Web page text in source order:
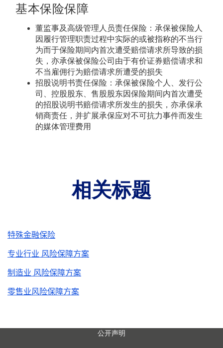
基本保险保障
董监事及高级管理人员责任保险：承保被保险人
因履行管理职责过程中实际的或被指称的不当行
为而于保险期间内首次遭受赔偿请求所导致的损
失，亦承保被保险公司由于有价证券赔偿请求和
不当雇佣行为赔偿请求所遭受的损失
招股说明书责任保险：承保被保险个人、发行公
司、控股股东、售股股东因保险期间内首次遭受
的招股说明书赔偿请求所发生的损失，亦承保承
销商责任，并扩展承保应对不可抗力事件而发生
的媒体管理费用
相关标题
特殊金融保险
专业行业 风险保障方案
制造业 风险保障方案
零售业风险保障方案
公开声明